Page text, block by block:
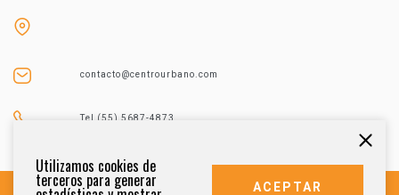
contacto@centrourbano.com
Tel (55) 5687-4873
Utilizamos cookies de
terceros para generar ACEPTAR